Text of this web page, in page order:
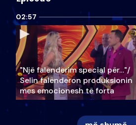
02:57
"Një falenderim special për…"/
Selin falënderon produksionin
mes emocionesh të forta